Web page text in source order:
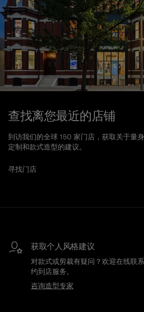
查找离您最近的店铺
到访我们的全球 150 家门店，获取关于量身
定制和款式造型的建议。
寻找门店
获取个人风格建议
对款式或剪裁有疑问？欢迎在线联
约到店服务。
咨询造型专家